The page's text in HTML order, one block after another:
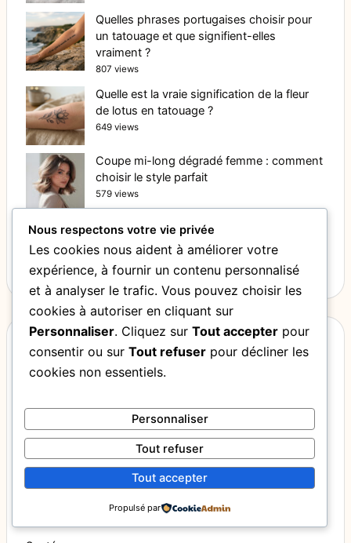
Quelles phrases portugaises choisir pour
un tatouage et que signifient-elles
vraiment ?
807 views
Quelle est la vraie signification de la fleur
de lotus en tatouage ?
649 views
Coupe mi-long dégradé femme : comment
choisir le style parfait
579 views
Combien de temps dure un gloss cheveux
et comment prolonger ses effets
Categories
Lifestyle
Nous respectons votre vie privée
Les cookies nous aident à améliorer votre
expérience, à fournir un contenu personnalisé
et à analyser le trafic. Vous pouvez choisir les
cookies à autoriser en cliquant sur
Personnaliser. Cliquez sur Tout accepter pour
consentir ou sur Tout refuser pour décliner les
cookies non essentiels.
Personnaliser
Tout refuser
Tout accepter
Propulsé par